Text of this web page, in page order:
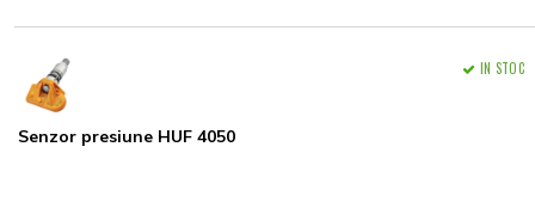
Senzor presiune HUF 4050
IN STOC